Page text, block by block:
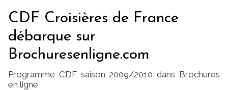
CDF Croisières de France
débarque sur
Brochuresenligne.com
Programme CDF saison 2009/2010 dans Brochures
en ligne